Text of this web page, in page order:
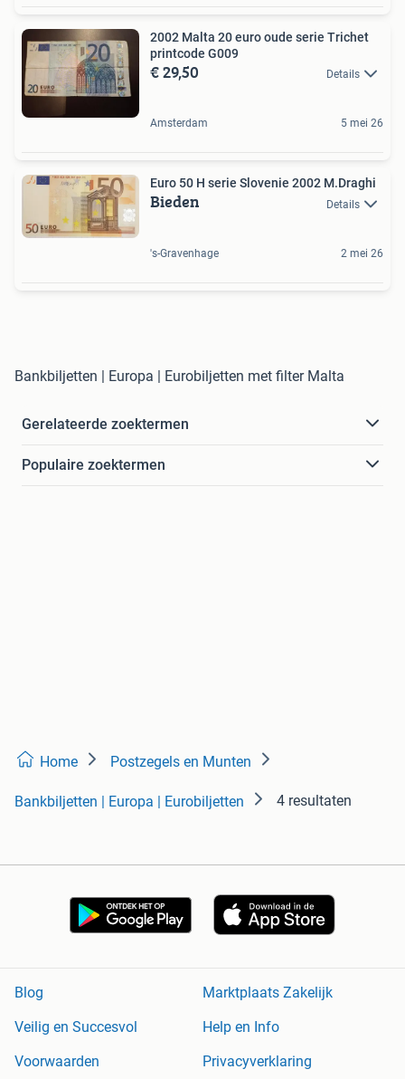
2002 Malta 20 euro oude serie Trichet
printcode G009
€ 29,50 Details
Amsterdam 5 mei 26
Euro 50 H serie Slovenie 2002 M.Draghi
Bieden Details
's-Gravenhage 2 mei 26
Bankbiljetten | Europa | Eurobiljetten met filter Malta
Gerelateerde zoektermen
Populaire zoektermen
Home Postzegels en Munten
Bankbiljetten | Europa | Eurobiljetten 4 resultaten
Blog
Marktplaats Zakelijk
Veilig en Succesvol
Help en Info
Voorwaarden
Privacyverklaring